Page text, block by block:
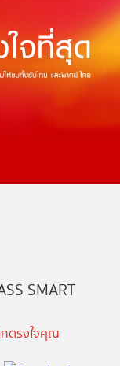
SMART
ตรงใจคุณ